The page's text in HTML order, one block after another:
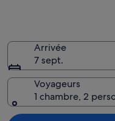
Arrivée
7 sept.
Voyageurs
1 chambre, 2